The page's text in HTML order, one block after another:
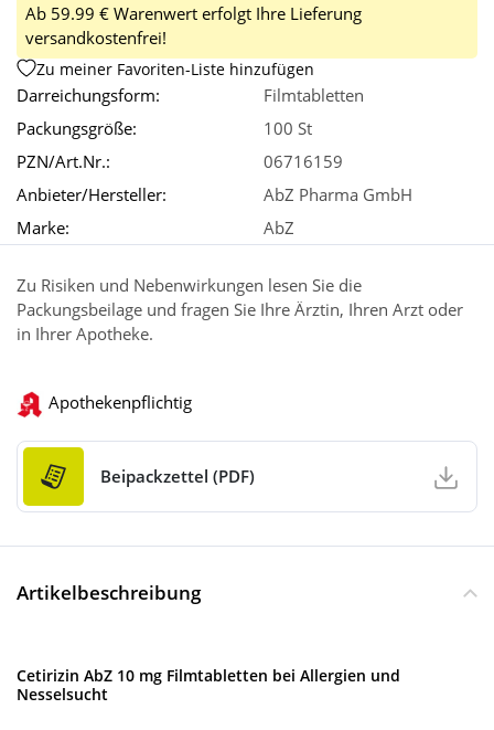
Ab 59.99 € Warenwert erfolgt Ihre Lieferung
versandkostenfrei!
Zu meiner Favoriten-Liste hinzufügen
Darreichungsform:
Filmtabletten
Packungsgröße:
100 St
PZN/Art.Nr.:
06716159
Anbieter/Hersteller:
AbZ Pharma GmbH
Marke:
AbZ
Zu Risiken und Nebenwirkungen lesen Sie die
Packungsbeilage und fragen Sie Ihre Ärztin, Ihren Arzt oder
in Ihrer Apotheke.
Apothekenpflichtig
Beipackzettel (PDF)
Artikelbeschreibung
Cetirizin AbZ 10 mg Filmtabletten bei Allergien und
Nesselsucht